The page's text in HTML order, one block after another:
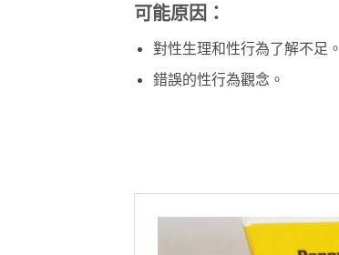
可能原因：
對性生理和性行為了解不足。
錯誤的性行為觀念。